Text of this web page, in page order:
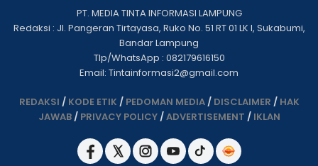
PT. MEDIA TINTA INFORMASI LAMPUNG
Redaksi : Jl. Pangeran Tirtayasa, Ruko No. 51 RT 01 LK I, Sukabumi,
Bandar Lampung
Tlp/WhatsApp : 082179616150
Email: Tintainformasi2@gmail.com
REDAKSI / KODE ETIK / PEDOMAN MEDIA/ DISCLAIMER / HAK
JAWAB/ PRIVACY POLICY/ADVERTISEMENT / IKLAN